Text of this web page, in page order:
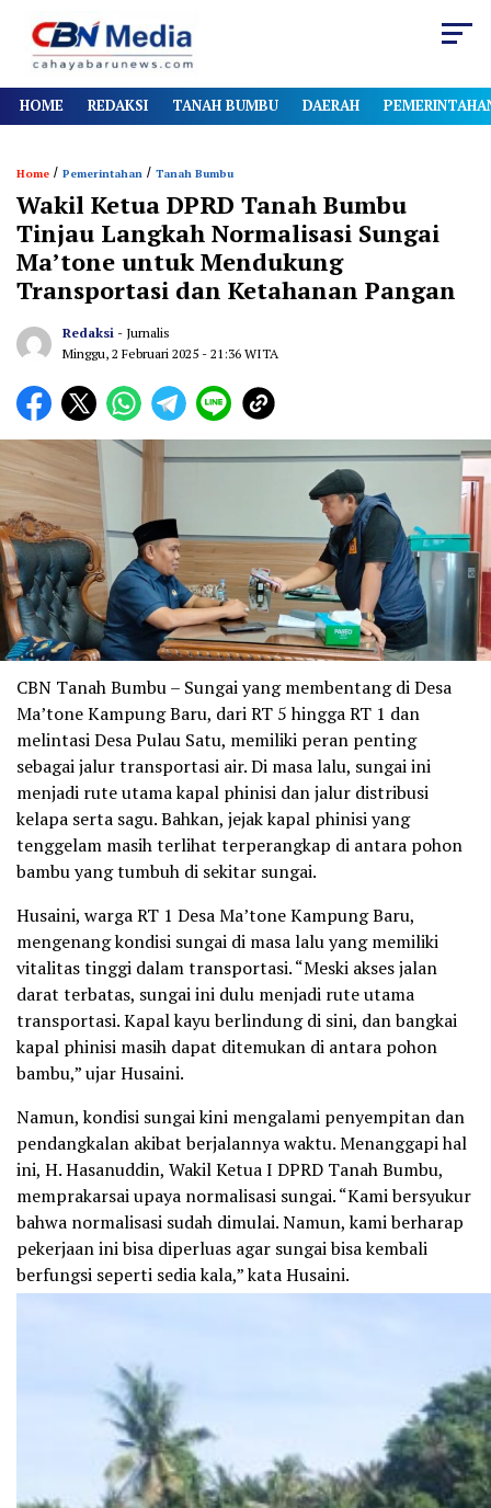
HOME REDAKSI TANAH BUMBU DAERAH
Home / Pemerintahan / Tanah Bumbu
Wakil Ketua DPRD Tanah Bumbu
Tinjau Langkah Normalisasi Sungai
Ma’tone untuk Mendukung
Transportasi dan Ketahanan Pangan
Redaksi - Jurnalis
Minggu, 2 Februari 2025 - 21:36 WITA
CBN Tanah Bumbu – Sungai yang membentang di Desa
Ma’tone Kampung Baru, dari RT 5 hingga RT 1 dan
melintasi Desa Pulau Satu, memiliki peran penting
sebagai jalur transportasi air. Di masa lalu, sungai ini
menjadi rute utama kapal phinisi dan jalur distribusi
kelapa serta sagu. Bahkan, jejak kapal phinisi yang
tenggelam masih terlihat terperangkap di antara pohon
bambu yang tumbuh di sekitar sungai.
Husaini, warga RT 1 Desa Ma’tone Kampung Baru,
mengenang kondisi sungai di masa lalu yang memiliki
vitalitas tinggi dalam transportasi. “Meski akses jalan
darat terbatas, sungai ini dulu menjadi rute utama
transportasi. Kapal kayu berlindung di sini, dan bangkai
kapal phinisi masih dapat ditemukan di antara pohon
bambu,” ujar Husaini.
Namun, kondisi sungai kini mengalami penyempitan dan
pendangkalan akibat berjalannya waktu. Menanggapi hal
ini, H. Hasanuddin, Wakil Ketua I DPRD Tanah Bumbu,
memprakarsai upaya normalisasi sungai. “Kami bersyukur
bahwa normalisasi sudah dimulai. Namun, kami berharap
pekerjaan ini bisa diperluas agar sungai bisa kembali
berfungsi seperti sedia kala,” kata Husaini.